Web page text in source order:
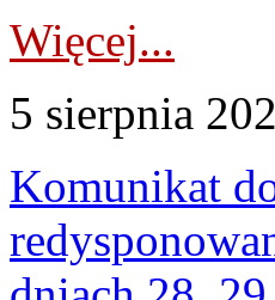
Więcej...
5 sierpnia
Komunikat